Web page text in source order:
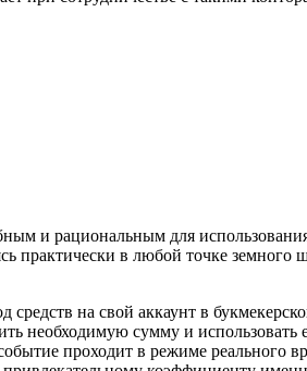
и рациональным для
практически в любой точке земного
на свой аккаунт в
необходимую сумму и использовать
проходит в режиме реального